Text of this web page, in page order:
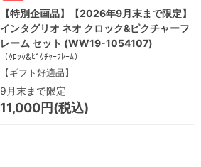
【特別企画品】【2026年9月末まで限定】
インタグリオ ネオ クロック&ピクチャーフ
レーム セット (WW19-1054107)
（ｸﾛｯｸ&ﾋﾟｸﾁｬｰﾌﾚｰﾑ）
【ギフト好適品】
9月末まで限定
11,000円(税込)